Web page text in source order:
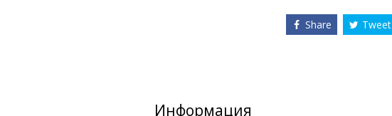
Share Tweet
Информация